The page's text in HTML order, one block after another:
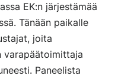
EK:n järjestämää
Tänään paikalle
joita
varapäätoimittaja
Paneelista